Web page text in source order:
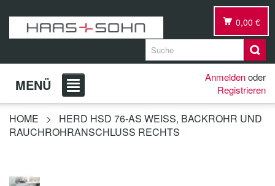
0,00 €
MENÜ Anmeldenoder
Registrieren
HOME >
HERD HSD 76-AS WEISS, BACKROHR UND R
AUCHROHRANSCHLUSS RECHTS